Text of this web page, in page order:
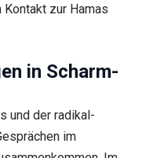
zur Hamas
in Scharm-
und der radikal-
im